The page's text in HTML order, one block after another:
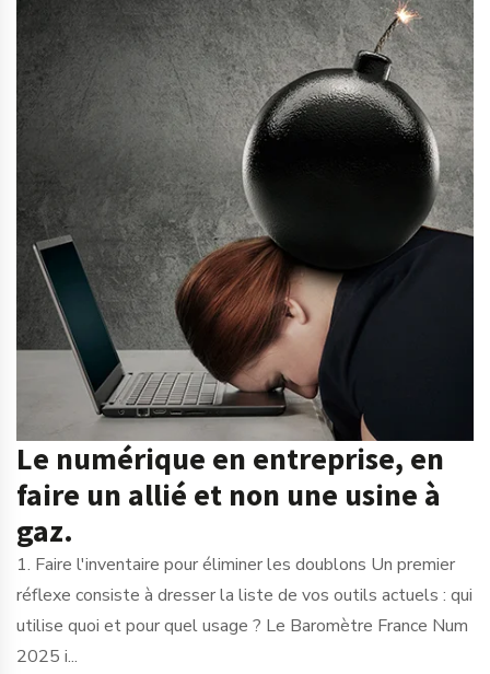
Le numérique en entreprise, en
faire un allié et non une usine à
gaz.
1. Faire l'inventaire pour éliminer les doublons Un premier
réflexe consiste à dresser la liste de vos outils actuels : qui
utilise quoi et pour quel usage ? Le Baromètre France Num
2025 i...